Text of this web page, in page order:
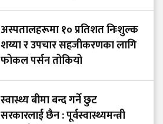
अस्पतालहरूमा १० प्रतिशत निःशुल्क
शय्या र उपचार सहजीकरणका लागि
फोकल पर्सन तोकियो
स्वास्थ्य बीमा बन्द गर्ने छुट
सरकारलाई छैन : पूर्वस्वास्थ्यमन्त्री